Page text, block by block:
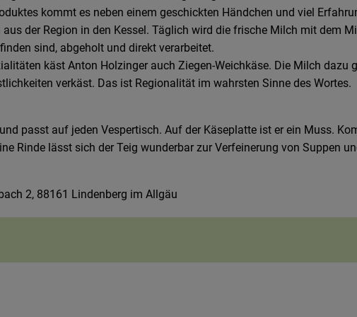
kommt es neben einem geschickten Händchen und viel
der Region in den Kessel. Täglich wird die frische Milch mit dem
sind, abgeholt und direkt verarbeitet.
käst Anton Holzinger auch Ziegen-Weichkäse. Die Milch
verkäst. Das ist Regionalität im wahrsten Sinne des Wortes.
passt auf jeden Vespertisch. Auf der Käseplatte ist er ein Muss.
Rinde lässt sich der Teig wunderbar zur Verfeinerung von Suppen
2, 88161 Lindenberg im Allgäu